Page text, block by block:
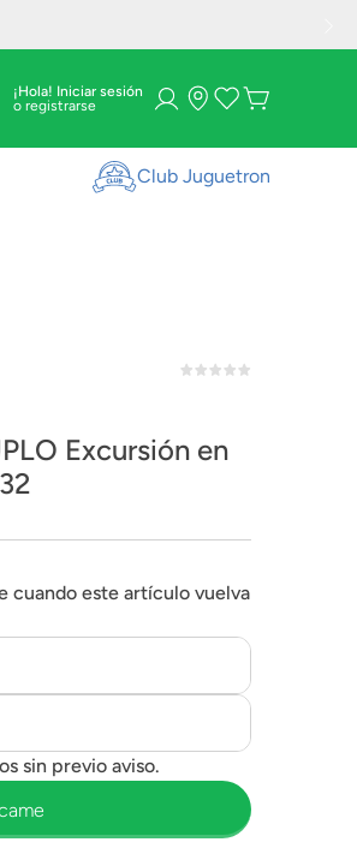
¡Hola! Iniciar sesión
Club Juguetron
en
cuando este artículo vuelva